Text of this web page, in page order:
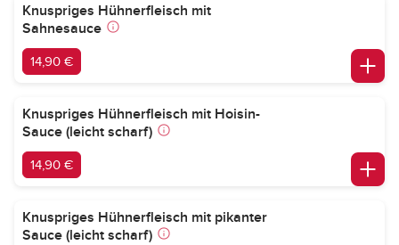
Knuspriges Hühnerfleisch mit
Sahnesauce
14,90 €
Knuspriges Hühnerfleisch mit Hoisin-
Sauce (leicht scharf)
14,90 €
Knuspriges Hühnerfleisch mit pikanter
Sauce (leicht scharf)